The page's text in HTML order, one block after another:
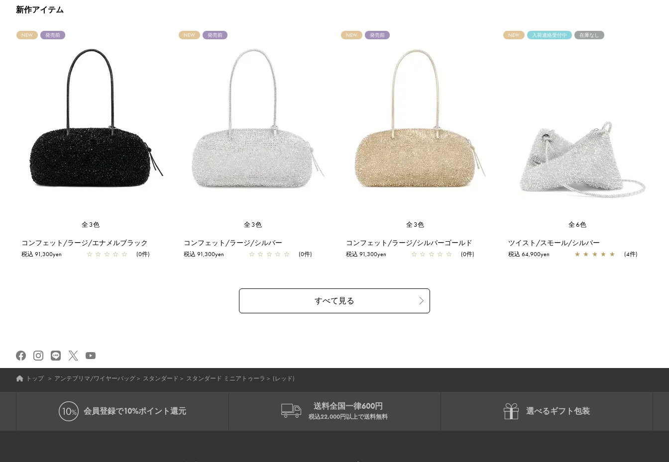
新作アイテム
NEW 発売前
全3色
コンフェット/ラージ/エナメルブラック
税込 91,300yen ☆ ☆ ☆ ☆ ☆ (0件)
NEW 発売前
全3色
コンフェット/ラージ/シルバー
税込 91,300yen ☆ ☆ ☆ ☆ ☆ (0件)
NEW 発売前
全3色
コンフェット/ラージ/シルバーゴールド
税込 91,300yen ☆ ☆ ☆ ☆ ☆ (0件)
NEW 入荷連絡受付中 在庫なし
全6色
ツイスト/スモール/シルバー
税込 64,900yen ★ ★ ★ ★ ★ (4件)
トップ ＞ アンテプリマ/ワイヤーバッグ＞ スタンダード ＞ スタンダード ミニアトゥーラ ＞ (レッド)
会員登録で10%ポイント還元 送料全国一律600円
税込22,000円以上で送料無料
選べるギフト包装